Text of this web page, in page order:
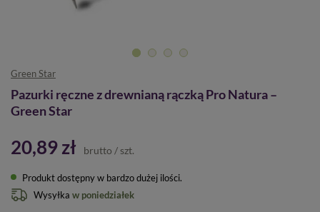
Green Star
Pazurki ręczne z drewnianą rączką Pro Natura –
Green Star
20,89 zł brutto / szt.
Produkt dostępny w bardzo dużej ilości
Wysyłka w poniedziałek